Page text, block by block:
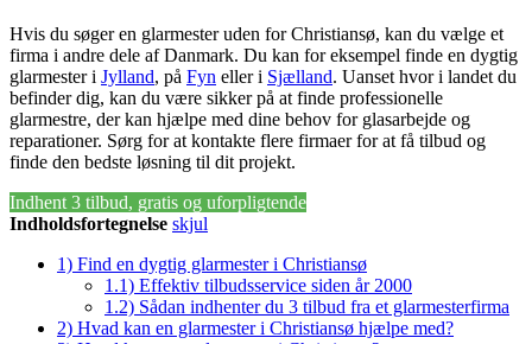
Hvis du søger en glarmester uden for Christiansø, kan du vælge et
firma i andre dele af Danmark. Du kan for eksempel finde en dygtig
glarmester i Jylland, på Fyn eller i Sjælland. Uanset hvor i landet du
befinder dig, kan du være sikker på at finde professionelle
glarmestre, der kan hjælpe med dine behov for glasarbejde og
reparationer. Sørg for at kontakte flere firmaer for at få tilbud og
finde den bedste løsning til dit projekt.
Indhent 3 tilbud, gratis og uforpligtende
Indholdsfortegnelse skjul
1) Find en dygtig glarmester i Christiansø
1.1) Effektiv tilbudsservice siden år 2000
1.2) Sådan indhenter du 3 tilbud fra et glarmesterfirma
2) Hvad kan en glarmester i Christiansø hjælpe med?